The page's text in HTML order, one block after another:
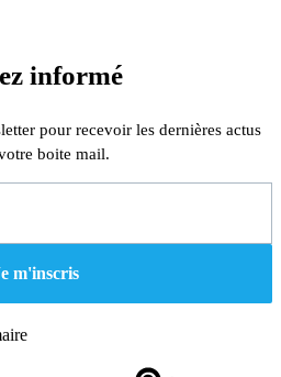
informé
pour recevoir les dernières actus
boite mail.